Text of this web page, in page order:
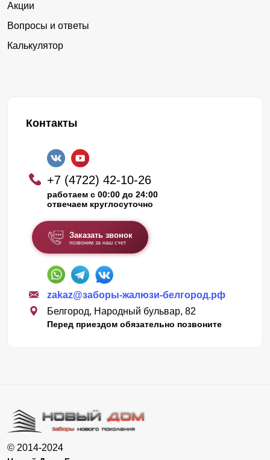
Акции
Вопросы и ответы
Калькулятор
Контакты
+7 (4722) 42-10-26
работаем с 00:00 до 24:00
отвечаем круглосуточно
Заказать звонок
позвоним за наш счет
zakaz@заборы-жалюзи-белгород.рф
Белгород, Народный бульвар, 82
Перед приездом обязательно позвоните
© 2014-2024